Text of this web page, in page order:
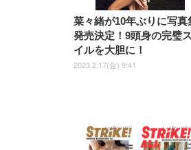
菜々緒が10年ぶりに写真
発売決定！9頭身の完璧
イルを大胆に！
2023.2.17(金) 9:41